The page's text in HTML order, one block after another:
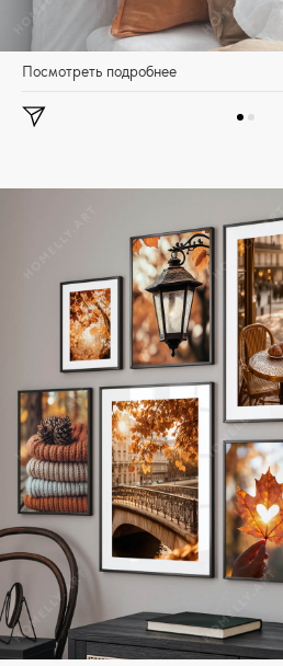
Посмотреть подробнее